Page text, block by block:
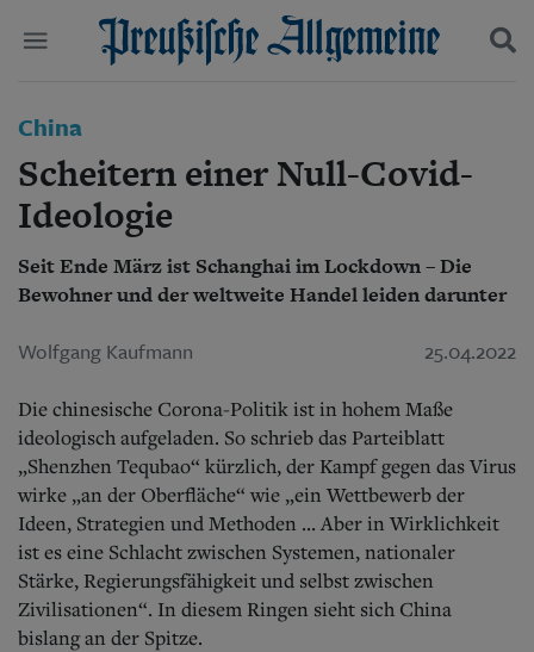
Start
Wer wir sind
Aktuelle Ausgabe
Abonnenten-Login
Abonnent werden
Abo Prämien
Wirtschaft
Leben
Geschichte
Ostpreußen
Berlin-Brandenburg
Danzig und Westpreußen
Bücher
Suchen und finden
China
Scheitern einer Null-Covid-
Ideologie
Seit Ende März ist Schanghai im Lockdown – Die
Bewohner und der weltweite Handel leiden darunter
Wolfgang Kaufmann 25.04.2022
Die chinesische Corona-Politik ist in hohem Maße
ideologisch aufgeladen. So schrieb das Parteiblatt
„Shenzhen Tequbao“ kürzlich, der Kampf gegen das Virus
wirke „an der Oberfläche“ wie „ein Wettbewerb der
Ideen, Strategien und Methoden ... Aber in Wirklichkeit
ist es eine Schlacht zwischen Systemen, nationaler
Stärke, Regierungsfähigkeit und selbst zwischen
Zivilisationen“. In diesem Ringen sieht sich China
bislang an der Spitze.